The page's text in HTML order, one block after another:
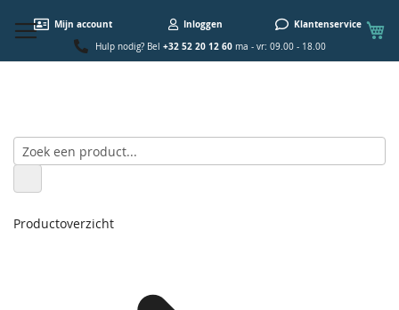
Mijn account Inloggen Klantenservice
Hulp nodig? Bel +32 52 20 12 60ma - vr: 09.00 - 18.00
Productoverzicht